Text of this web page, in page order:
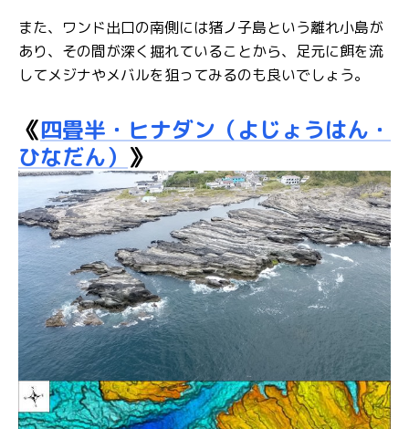
また、ワンド出口の南側には猪ノ子島という離れ小島が
あり、その間が深く掘れていることから、足元に餌を流
してメジナやメバルを狙ってみるのも良いでしょう。
《四畳半・ヒナダン（よじょうはん・
ひなだん） 》